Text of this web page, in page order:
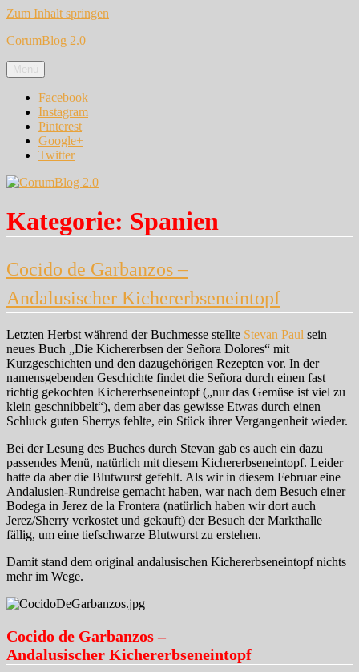
Zum Inhalt springen
CorumBlog 2.0
Menü
Facebook
Instagram
Pinterest
Google+
Twitter
Kategorie: Spanien
Cocido de Garbanzos –
Andalusischer Kichererbseneintopf
Letzten Herbst während der Buchmesse stellte Stevan Paul sein
neues Buch „Die Kichererbsen der Señora Dolores“ mit
Kurzgeschichten und den dazugehörigen Rezepten vor. In der
namensgebenden Geschichte findet die Señora durch einen fast
richtig gekochten Kichererbseneintopf („nur das Gemüse ist viel zu
klein geschnibbelt“), dem aber das gewisse Etwas durch einen
Schluck guten Sherrys fehlte, ein Stück ihrer Vergangenheit wieder.
Bei der Lesung des Buches durch Stevan gab es auch ein dazu
passendes Menü, natürlich mit diesem Kichererbseneintopf. Leider
hatte da aber die Blutwurst gefehlt. Als wir in diesem Februar eine
Andalusien-Rundreise gemacht haben, war nach dem Besuch einer
Bodega in Jerez de la Frontera (natürlich haben wir dort auch
Jerez/Sherry verkostet und gekauft) der Besuch der Markthalle
fällig, um eine tiefschwarze Blutwurst zu erstehen.
Damit stand dem original andalusischen Kichererbseneintopf nichts
mehr im Wege.
Cocido de Garbanzos –
Andalusischer Kichererbseneintopf